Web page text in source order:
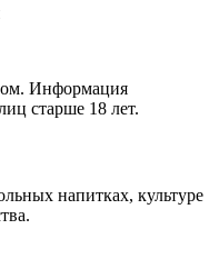
Информация
старше 18 лет.
напитках, культуре